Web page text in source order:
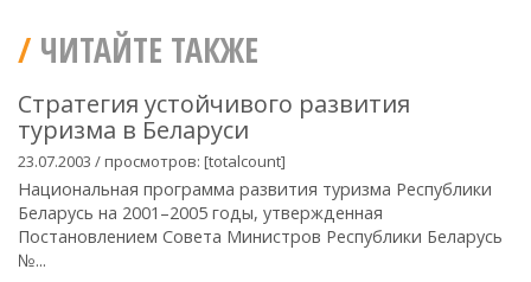
ЧИТАЙТЕ ТАКЖЕ
Стратегия устойчивого развития
туризма в Беларуси
23.07.2003 / просмотров: [totalcount]
Национальная программа развития туризма Республики
Беларусь на 2001–2005 годы, утвержденная
Постановлением Совета Министров Республики Беларусь
№...